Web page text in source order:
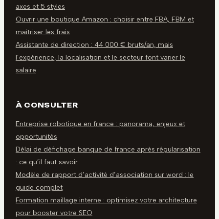
axes et 5 styles
Ouvrir une boutique Amazon : choisir entre FBA, FBM et
maîtriser les frais
Assistante de direction : 44 000 € bruts/an, mais
l’expérience, la localisation et le secteur font varier le
salaire
À CONSULTER
Entreprise robotique en france : panorama, enjeux et
opportunités
Délai de défichage banque de france après régularisation
: ce qu’il faut savoir
Modèle de rapport d’activité d’association sur word : le
guide complet
Formation maillage interne : optimisez votre architecture
pour booster votre SEO